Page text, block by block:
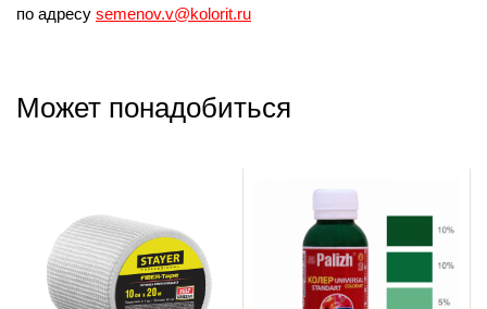
по адресу semenov.v@kolorit.ru
Может понадобиться